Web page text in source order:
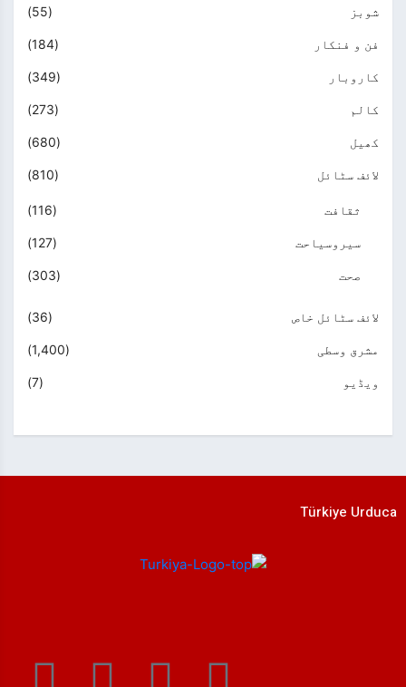
شوبز (55)
فن و فنکار (184)
کاروبار (349)
کالم (273)
کھیل (680)
لائف سٹائل (810)
ثقافت (116)
سیروسیاحت (127)
صحت (303)
لائف سٹائل خاص (36)
مشرق وسطی (1,400)
ویڈیو (7)
Türkiye Urduca